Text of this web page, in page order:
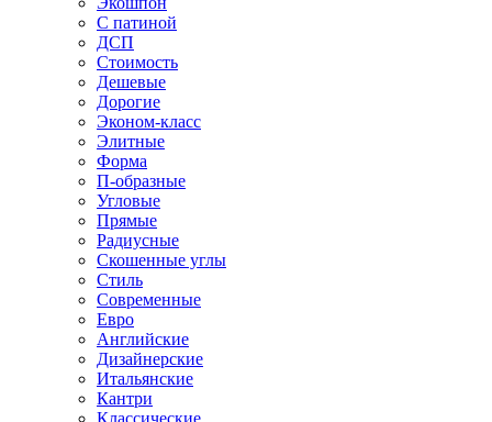
С патиной
ДСП
Стоимость
Дешевые
Дорогие
Эконом-класс
Элитные
Форма
П-образные
Угловые
Прямые
Радиусные
Скошенные углы
Стиль
Современные
Евро
Английские
Дизайнерские
Итальянские
Кантри
Классические